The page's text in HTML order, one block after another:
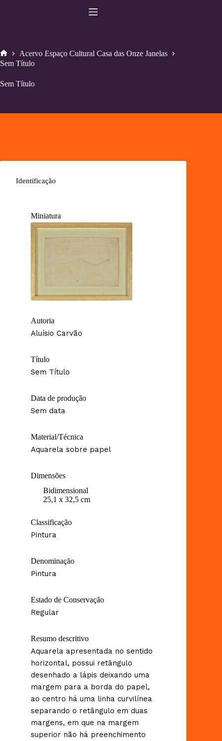
Home
Acervo Espaço Cultural Casa das Onze Janelas
Sem Título
Sem Título
Identificação
Miniatura
Autoria
Aluísio Carvão
Título
Sem Título
Data de produção
Sem data
Material/Técnica
Aquarela sobre papel
Dimensões
Bidimensional
25,1 x 32,5 cm
Classificação
Pintura
Denominação
Pintura
Estado de Conservação
Regular
Resumo descritivo
Aquarela apresentada no sentido
horizontal, possui retângulo
desenhado a lápis deixando uma
margem para a borda do papel,
ao centro há uma linha curvilínea
separando o retângulo em duas
margens, em que na margem
superior não há preenchimento